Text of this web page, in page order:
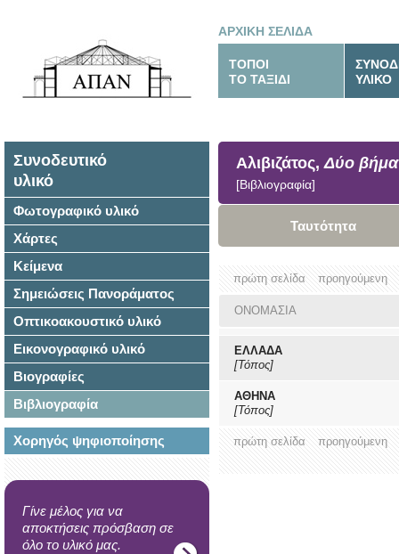
ΑΡΧΙΚΗ ΣΕΛΙΔΑ
ΤΟΠΟΙ
ΤΟ ΤΑΞΙΔΙ
ΥΛΙΚΟ
Συνοδευτικό
υλικό
Φωτογραφικό υλικό
Χάρτες
Κείμενα
Σημειώσεις Πανοράματος
Οπτικοακουστικό υλικό
Εικονογραφικό υλικό
Βιογραφίες
Βιβλιογραφία
Χορηγός ψηφιοποίησης
Γίνε μέλος για να
αποκτήσεις πρόσβαση σε
όλο το υλικό μας.
Αλιβιζάτος,Δύο
[Βιβλιογραφία]
Ταυτότητα
πρώτη σελίδα προηγούμενη
ΟΝΟΜΑΣΙΑ
ΕΛΛΑΔΑ
[Τόπος]
ΑΘΗΝΑ
[Τόπος]
πρώτη σελίδα προηγούμενη